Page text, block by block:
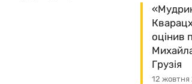
12 жовтня
оцінив
Грузія